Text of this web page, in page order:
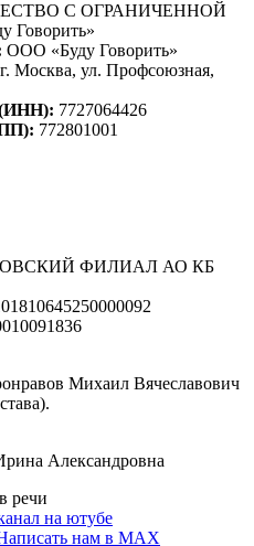
С ОГРАНИЧЕННОЙ
ООО «Буду Говорить»
Москва, ул. Профсоюзная,
(ИНН): 7727064426
772801001
ФИЛИАЛ АО КБ
Михаил Вячеславович
Александровна